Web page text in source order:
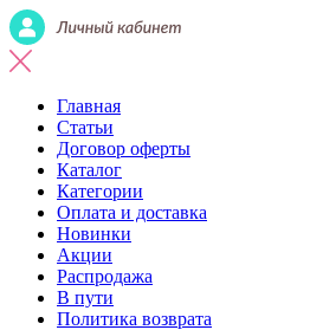
Главная
Статьи
Договор оферты
Каталог
Категории
Оплата и доставка
Новинки
Акции
Распродажа
В пути
Политика возврата